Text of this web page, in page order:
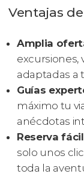
Ventajas
Amplia
excursiones,
adaptadas a
Guías
máximo tu
anécdotas
Reserva
solo unos
toda la